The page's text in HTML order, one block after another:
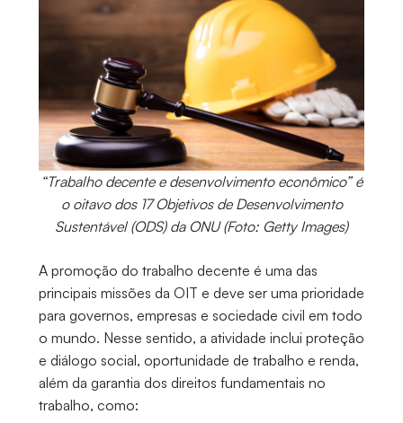
“Trabalho decente e desenvolvimento econômico” é
o oitavo dos 17 Objetivos de Desenvolvimento
Sustentável (ODS) da ONU (Foto: Getty Images)
A promoção do trabalho decente é uma das
principais missões da OIT e deve ser uma prioridade
para governos, empresas e sociedade civil em todo
o mundo. Nesse sentido, a atividade inclui proteção
e diálogo social, oportunidade de trabalho e renda,
além da garantia dos direitos fundamentais no
trabalho, como: